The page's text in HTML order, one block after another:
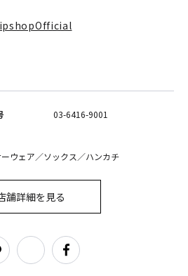
03-6416-9001
ウェア／ソックス／ハンカチ
舗詳細を見る